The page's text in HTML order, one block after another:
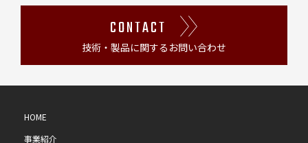
CONTACT
技術・製品に関するお問い合わせ
HOME
事業紹介